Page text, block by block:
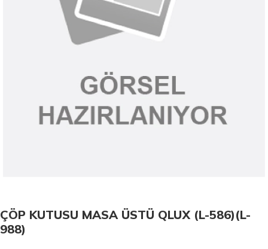
ÇÖP KUTUSU MASA ÜSTÜ QLUX (L-586)(L-
988)